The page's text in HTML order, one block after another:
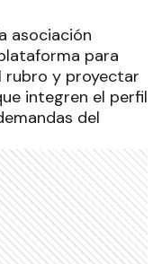
asociación
para
rubro y proyectar
integren el perfil
del